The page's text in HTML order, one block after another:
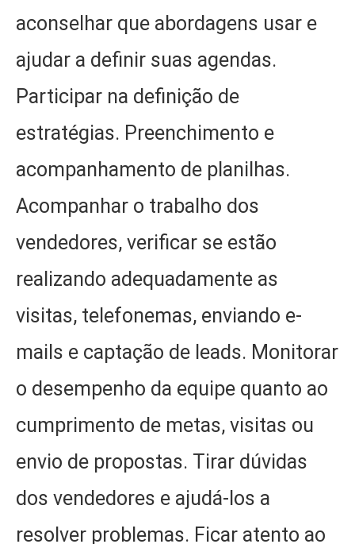
aconselhar que abordagens usar e
ajudar a definir suas agendas.
Participar na definição de
estratégias. Preenchimento e
acompanhamento de planilhas.
Acompanhar o trabalho dos
vendedores, verificar se estão
realizando adequadamente as
visitas, telefonemas, enviando e-
mails e captação de leads. Monitorar
o desempenho da equipe quanto ao
cumprimento de metas, visitas ou
envio de propostas. Tirar dúvidas
dos vendedores e ajudá-los a
resolver problemas. Ficar atento ao